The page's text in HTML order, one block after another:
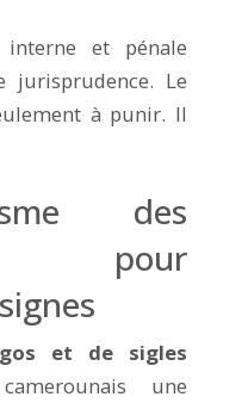
interne et pénale
jurisprudence. Le
à punir. Il
des
pour
et de sigles
une